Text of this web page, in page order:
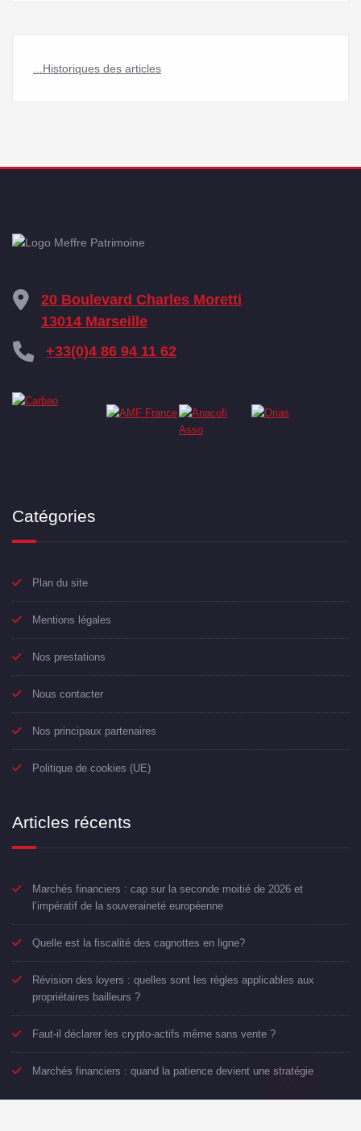
...Historiques des articles
20 Boulevard Charles Moretti
13014 Marseille
+33(0)4 86 94 11 62
Catégories
Plan du site
Mentions légales
Nos prestations
Nous contacter
Nos principaux partenaires
Politique de cookies (UE)
Articles récents
Marchés financiers : cap sur la seconde moitié de 2026 et
l’impératif de la souveraineté européenne
Quelle est la fiscalité des cagnottes en ligne?
Révision des loyers : quelles sont les règles applicables aux
propriétaires bailleurs ?
Faut-il déclarer les crypto-actifs même sans vente ?
Marchés financiers : quand la patience devient une stratégie